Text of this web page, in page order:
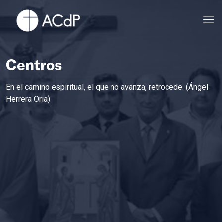
Centros
En el camino espiritual, el que no avanza, retrocede. (Ángel
Herrera Oria)